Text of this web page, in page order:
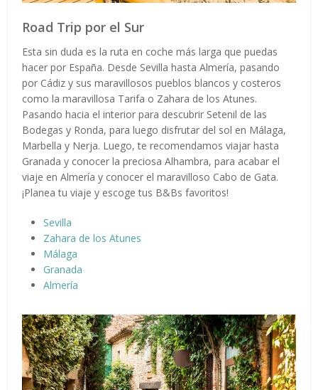
Road Trip por el Sur
Esta sin duda es la ruta en coche más larga que puedas
hacer por España. Desde Sevilla hasta Almería, pasando
por Cádiz y sus maravillosos pueblos blancos y costeros
como la maravillosa Tarifa o Zahara de los Atunes.
Pasando hacia el interior para descubrir Setenil de las
Bodegas y Ronda, para luego disfrutar del sol en Málaga,
Marbella y Nerja. Luego, te recomendamos viajar hasta
Granada y conocer la preciosa Alhambra, para acabar el
viaje en Almería y conocer el maravilloso Cabo de Gata.
¡Planea tu viaje y escoge tus B&Bs favoritos!
Sevilla
Zahara de los Atunes
Málaga
Granada
Almería